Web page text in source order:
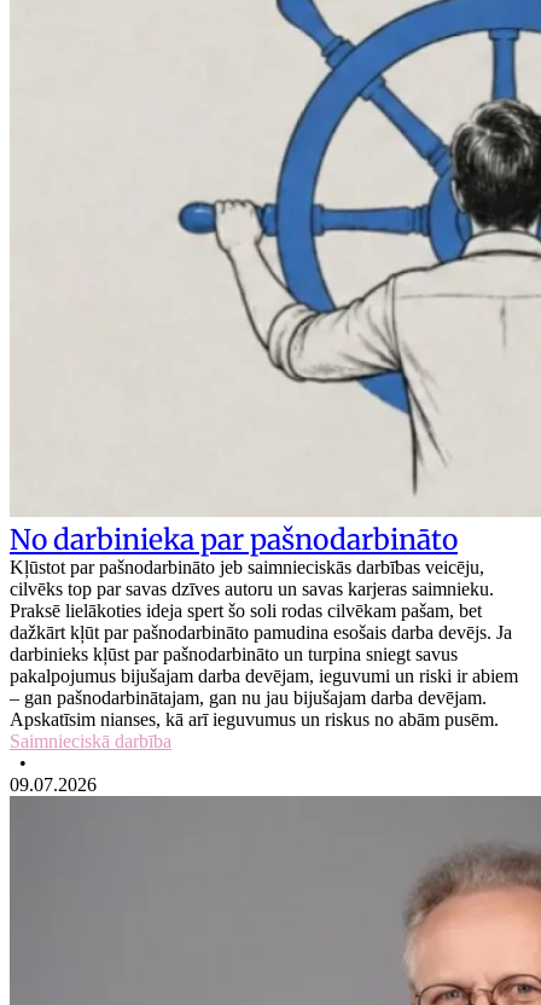
No darbinieka par pašnodarbināto
Kļūstot par pašnodarbināto jeb saimnieciskās darbības veicēju,
cilvēks top par savas dzīves autoru un savas karjeras saimnieku.
Praksē lielākoties ideja spert šo soli rodas cilvēkam pašam, bet
dažkārt kļūt par pašnodarbināto pamudina esošais darba devējs. Ja
darbinieks kļūst par pašnodarbināto un turpina sniegt savus
pakalpojumus bijušajam darba devējam, ieguvumi un riski ir abiem
– gan pašnodarbinātajam, gan nu jau bijušajam darba devējam.
Apskatīsim nianses, kā arī ieguvumus un riskus no abām pusēm.
Saimnieciskā darbība
•
09.07.2026